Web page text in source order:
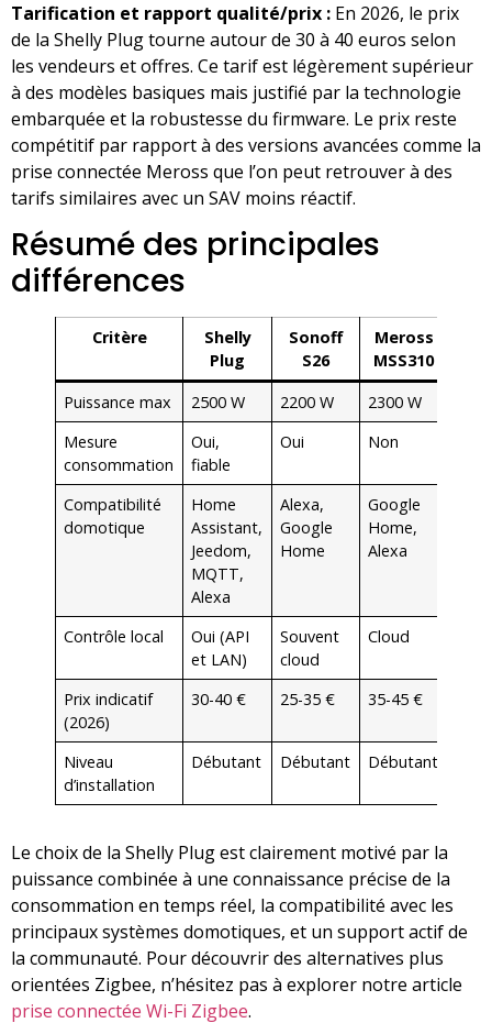
Tarification et rapport qualité/prix : En 2026, le prix
de la Shelly Plug tourne autour de 30 à 40 euros selon
les vendeurs et offres. Ce tarif est légèrement supérieur
à des modèles basiques mais justifié par la technologie
embarquée et la robustesse du firmware. Le prix reste
compétitif par rapport à des versions avancées comme la
prise connectée Meross que l’on peut retrouver à des
tarifs similaires avec un SAV moins réactif.
Résumé des principales
différences
Critère
Shelly
Plug
Sonoff
S26
Meross
MSS310
Puissance max
2500 W 2200 W
2300 W
Mesure
consommation
Oui,
fiable
Oui Non
Compatibilité
domotique
Home
Assistant,
Jeedom,
MQTT,
Alexa
Alexa,
Google
Home
Google
Home,
Alexa
Contrôle local
Oui (API
et LAN)
Souvent
cloud
Cloud
Prix indicatif
(2026)
30-40 € 25-35 € 35-45 €
Niveau
d’installation
Débutant Débutant Débutant
Le choix de la Shelly Plug est clairement motivé par la
puissance combinée à une connaissance précise de la
consommation en temps réel, la compatibilité avec les
principaux systèmes domotiques, et un support actif de
la communauté. Pour découvrir des alternatives plus
orientées Zigbee, n’hésitez pas à explorer notre article
prise connectée Wi-Fi Zigbee.